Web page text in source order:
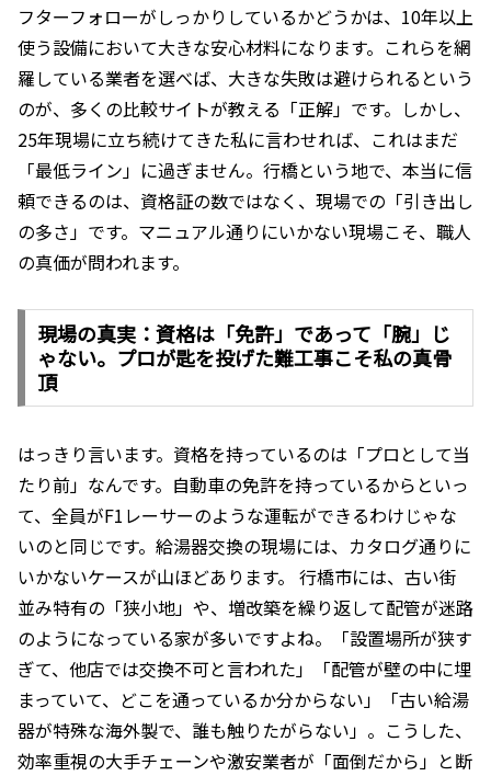
フターフォローがしっかりしているかどうかは、10年以上
使う設備において大きな安心材料になります。これらを網
羅している業者を選べば、大きな失敗は避けられるという
のが、多くの比較サイトが教える「正解」です。しかし、
25年現場に立ち続けてきた私に言わせれば、これはまだ
「最低ライン」に過ぎません。行橋という地で、本当に信
頼できるのは、資格証の数ではなく、現場での「引き出し
の多さ」です。マニュアル通りにいかない現場こそ、職人
の真価が問われます。
現場の真実：資格は「免許」であって「腕」じ
ゃない。プロが匙を投げた難工事こそ私の真骨
頂
はっきり言います。資格を持っているのは「プロとして当
たり前」なんです。自動車の免許を持っているからといっ
て、全員がF1レーサーのような運転ができるわけじゃな
いのと同じです。給湯器交換の現場には、カタログ通りに
いかないケースが山ほどあります。 行橋市には、古い街
並み特有の「狭小地」や、増改築を繰り返して配管が迷路
のようになっている家が多いですよね。「設置場所が狭す
ぎて、他店では交換不可と言われた」「配管が壁の中に埋
まっていて、どこを通っているか分からない」「古い給湯
器が特殊な海外製で、誰も触りたがらない」。こうした、
効率重視の大手チェーンや激安業者が「面倒だから」と断